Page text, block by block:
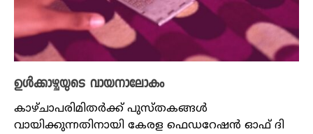
ഉൾക്കാഴ്ചയുടെ വായനാലോകം
കാഴ്ചാപരിമിതർക്ക് പുസ്തകങ്ങൾ
വായിക്കുന്നതിനായി കേരള ഫെഡറേഷൻ ഓഫ് ദി